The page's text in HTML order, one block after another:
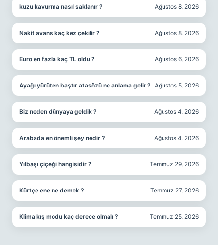
kuzu kavurma nasıl saklanır ? Ağustos 8, 2026
Nakit avans kaç kez çekilir ? Ağustos 8, 2026
Euro en fazla kaç TL oldu ? Ağustos 6, 2026
Ayağı yürüten baştır atasözü ne anlama gelir ? Ağustos 5, 2026
Biz neden dünyaya geldik ? Ağustos 4, 2026
Arabada en önemli şey nedir ? Ağustos 4, 2026
Yılbaşı çiçeği hangisidir ? Temmuz 29, 2026
Kürtçe ene ne demek ? Temmuz 27, 2026
Klima kış modu kaç derece olmalı ? Temmuz 25, 2026